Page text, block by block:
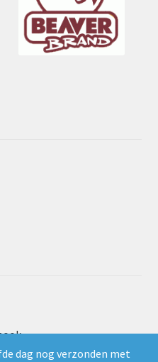
dag nog verzonden met